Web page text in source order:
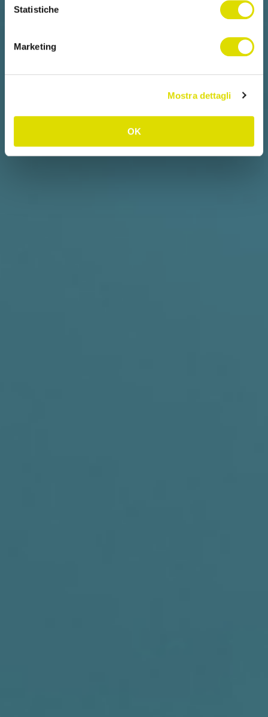
Statistiche
Marketing
Mostra dettagli
OK